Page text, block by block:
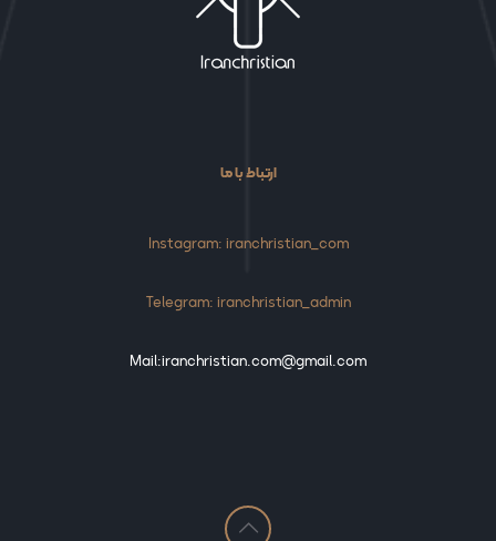
ارتباط با ما
Instagram: iranchristian_com
Telegram: iranchristian_admin
Mail:iranchristian.com@gmail.com